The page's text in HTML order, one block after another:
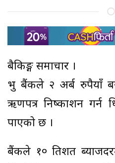
बैकिङ्ग समाचार ।
प्रभु बैंकले २ अर्ब रुपैयाँ
ऋणपत्र निष्काशन गर्न
पाएको छ ।
बैंकले १० प्रतिशत